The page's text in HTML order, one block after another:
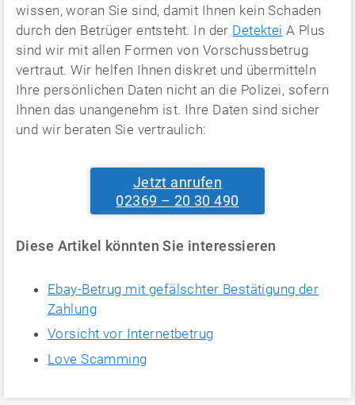
wissen, woran Sie sind, damit Ihnen kein Schaden
durch den Betrüger entsteht. In der Detektei A Plus
sind wir mit allen Formen von Vorschussbetrug
vertraut. Wir helfen Ihnen diskret und übermitteln
Ihre persönlichen Daten nicht an die Polizei, sofern
Ihnen das unangenehm ist. Ihre Daten sind sicher
und wir beraten Sie vertraulich:
Jetzt anrufen
02369 – 20 30 490
Diese Artikel könnten Sie interessieren
Ebay-Betrug mit gefälschter Bestätigung der
Zahlung
Vorsicht vor Internetbetrug
Love Scamming